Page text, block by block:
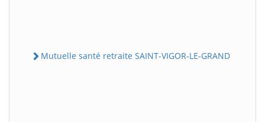
Mutuelle santé retraite SAINT-VIGOR-LE-GRAND